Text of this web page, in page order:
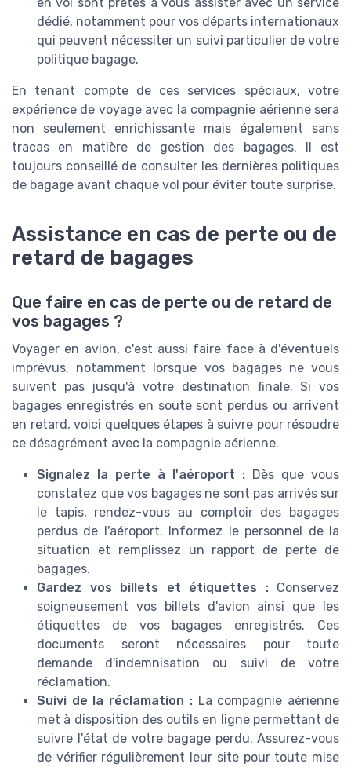
dédié, notamment pour vos départs internationaux
qui peuvent nécessiter un suivi particulier de votre
politique bagage.
En tenant compte de ces services spéciaux, votre
expérience de voyage avec la compagnie aérienne sera
non seulement enrichissante mais également sans
tracas en matière de gestion des bagages. Il est
toujours conseillé de consulter les dernières politiques
de bagage avant chaque vol pour éviter toute surprise.
Assistance en cas de perte ou de
retard de bagages
Que faire en cas de perte ou de retard de
vos bagages ?
Voyager en avion, c'est aussi faire face à d'éventuels
imprévus, notamment lorsque vos bagages ne vous
suivent pas jusqu'à votre destination finale. Si vos
bagages enregistrés en soute sont perdus ou arrivent
en retard, voici quelques étapes à suivre pour résoudre
ce désagrément avec la compagnie aérienne.
Signalez la perte à l'aéroport : Dès que vous
constatez que vos bagages ne sont pas arrivés sur
le tapis, rendez-vous au comptoir des bagages
perdus de l'aéroport. Informez le personnel de la
situation et remplissez un rapport de perte de
bagages.
Gardez vos billets et étiquettes :Conservez
soigneusement vos billets d'avion ainsi que les
étiquettes de vos bagages enregistrés. Ces
documents seront nécessaires pour toute
demande d'indemnisation ou suivi de votre
réclamation.
Suivi de la réclamation :La compagnie aérienne
met à disposition des outils en ligne permettant de
suivre l'état de votre bagage perdu. Assurez-vous
de vérifier régulièrement leur site pour toute mise